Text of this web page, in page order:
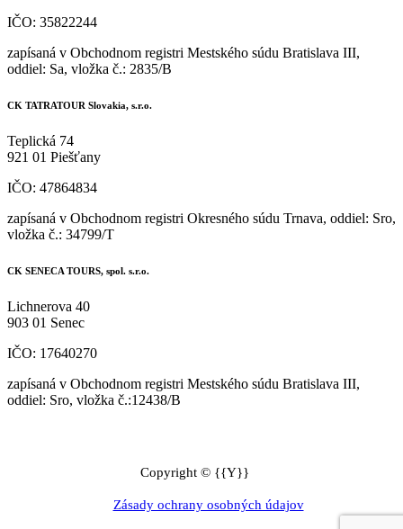
IČO: 35822244
zapísaná v Obchodnom registri Mestského súdu Bratislava III,
oddiel: Sa, vložka č.: 2835/B
CK TATRATOUR Slovakia, s.r.o.
Teplická 74
921 01 Piešťany
IČO: 47864834
zapísaná v Obchodnom registri Okresného súdu Trnava, oddiel: Sro,
vložka č.: 34799/T
CK SENECA TOURS, spol. s.r.o.
Lichnerova 40
903 01 Senec
IČO: 17640270
zapísaná v Obchodnom registri Mestského súdu Bratislava III,
oddiel: Sro, vložka č.:12438/B
Copyright © {{Y}}
Zásady ochrany osobných údajov